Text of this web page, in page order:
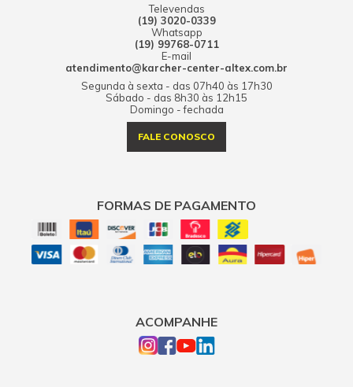
Televendas
(19) 3020-0339
Whatsapp
(19) 99768-0711
E-mail
atendimento@karcher-center-altex.com.br
Segunda à sexta - das 07h40 às 17h30
Sábado - das 8h30 às 12h15
Domingo - fechada
FALE CONOSCO
FORMAS DE PAGAMENTO
ACOMPANHE